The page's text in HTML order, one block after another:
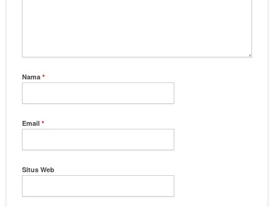
Nama*
Email*
Situs Web